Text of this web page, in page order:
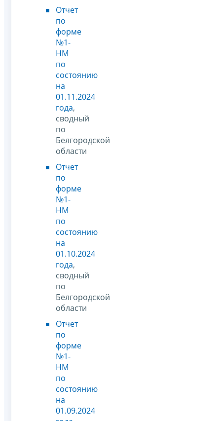
Отчет
по
форме
№1-
НМ
по
состоянию
на
01.11.2024
года,
сводный
по
Белгородской
области
Отчет
по
форме
№1-
НМ
по
состоянию
на
01.10.2024
года,
сводный
по
Белгородской
области
Отчет
по
форме
№1-
НМ
по
состоянию
на
01.09.2024